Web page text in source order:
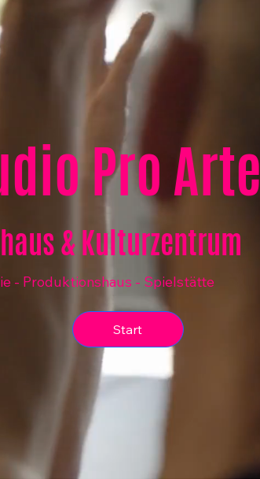
Pro Arte
& Kulturzentrum
- Produktionshaus - Spielstätte
Start